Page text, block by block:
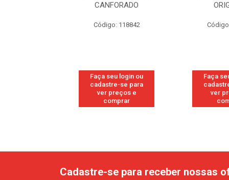
CANFORADO
Código: 118842
Faça seu login ou
cadastre-se para
ver preços e
comprar
Faça
ver
Cadastre-se para receber nossas